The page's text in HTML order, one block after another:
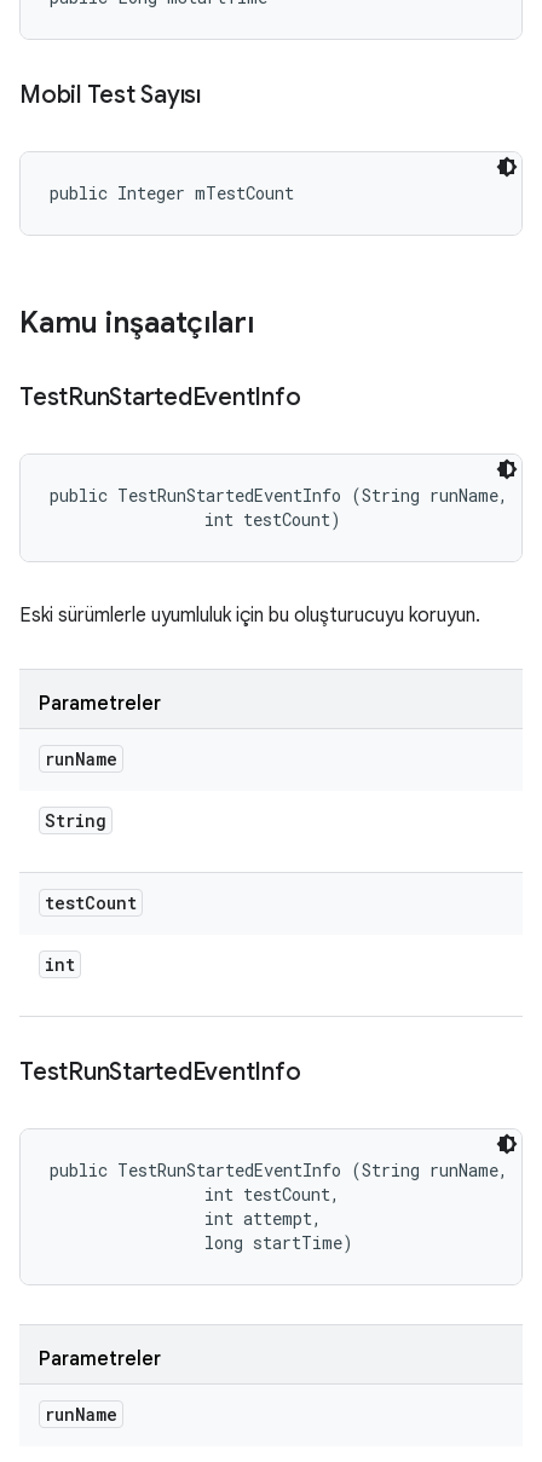
Mobil Test Sayısı
public Integer mTestCount
Kamu inşaatçıları
TestRunStartedEventInfo
public TestRunStartedEventInfo (String runName,
                int testCount)
Eski sürümlerle uyumluluk için bu oluşturucuyu koruyun.
Parametreler
runName
String
testCount
int
TestRunStartedEventInfo
public TestRunStartedEventInfo (String runName,
                int testCount,
                int attempt,
                long startTime)
Parametreler
runName